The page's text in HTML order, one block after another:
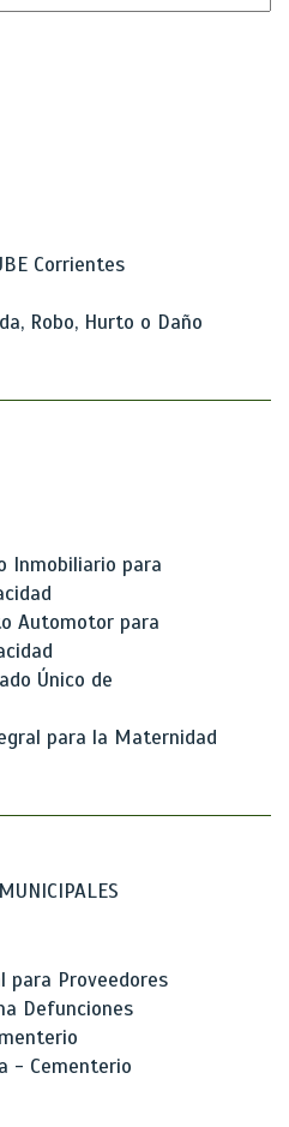
Corrientes
Robo, Hurto o Daño
Inmobiliario para
Automotor para
Único de
para la Maternidad
para Proveedores
Defunciones
- Cementerio